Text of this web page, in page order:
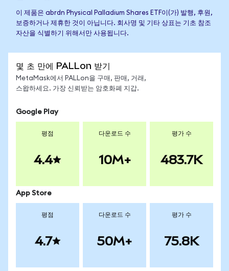
이 제품은 abrdn Physical Palladium Shares ETF이(가) 발행, 후원,
보증하거나 제휴한 것이 아닙니다. 회사명 및 기타 상표는 기초 참조
자산을 식별하기 위해서만 사용됩니다.
몇 초 만에 PALLon 받기
MetaMask에서 PALLon을 구매, 판매, 거래,
스왑하세요. 가장 신뢰받는 암호화폐 지갑.
Google Play
평점
4.4
다운로드 수
10M+
평가 수
483.7K
App Store
평점
4.7
다운로드 수
50M+
평가 수
75.8K